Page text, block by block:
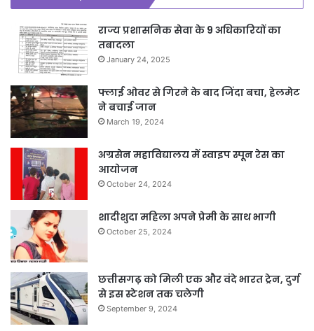
राज्य प्रशासनिक सेवा के 9 अधिकारियों का
तबादला
January 24, 2025
फ्लाई ओवर से गिरने के बाद जिंदा बचा, हेलमेट
ने बचाई जान
March 19, 2024
अग्रसेन महाविद्यालय में स्वाइप स्पून रेस का
आयोजन
October 24, 2024
शादीशुदा महिला अपने प्रेमी के साथ भागी
October 25, 2024
छत्तीसगढ़ को मिली एक और वंदे भारत ट्रेन, दुर्ग
से इस स्टेशन तक चलेगी
September 9, 2024